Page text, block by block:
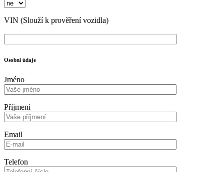
VIN (Slouží k prověření vozidla)
Osobni údaje
Jméno
Příjmení
Email
Telefon